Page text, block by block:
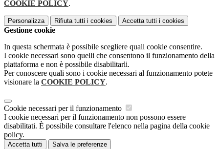
COOKIE POLICY.
Personalizza Rifiuta tutti i cookies Accetta tutti i cookies
Gestione cookie
In questa schermata è possibile scegliere quali cookie consentire.
I cookie necessari sono quelli che consentono il funzionamento della
piattaforma e non è possibile disabilitarli.
Per conoscere quali sono i cookie necessari al funzionamento potete
visionare la COOKIE POLICY.
Cookie necessari per il funzionamento
I cookie necessari per il funzionamento non possono essere
disabilitati. È possibile consultare l'elenco nella pagina della cookie
policy.
Accetta tutti Salva le preferenze